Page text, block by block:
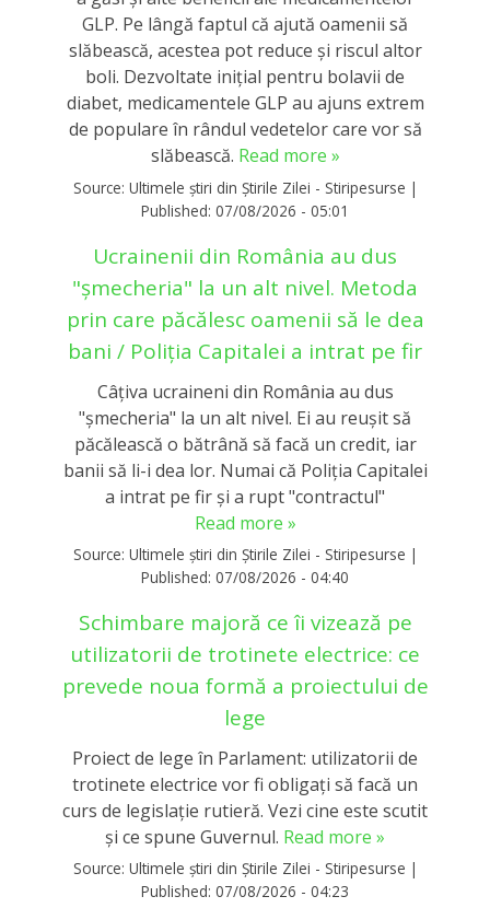
GLP. Pe lângă faptul că ajută oamenii să
slăbească, acestea pot reduce și riscul altor
boli. Dezvoltate inițial pentru bolavii de
diabet, medicamentele GLP au ajuns extrem
de populare în rândul vedetelor care vor să
slăbească. Read more »
Source: Ultimele știri din Știrile Zilei - Stiripesurse |
Published: 07/08/2026 - 05:01
Ucrainenii din România au dus
"șmecheria" la un alt nivel. Metoda
prin care păcălesc oamenii să le dea
bani / Poliția Capitalei a intrat pe fir
Câțiva ucraineni din România au dus
"șmecheria" la un alt nivel. Ei au reușit să
păcălească o bătrână să facă un credit, iar
banii să li-i dea lor. Numai că Poliția Capitalei
a intrat pe fir și a rupt "contractul"
Read more »
Source: Ultimele știri din Știrile Zilei - Stiripesurse |
Published: 07/08/2026 - 04:40
Schimbare majoră ce îi vizează pe
utilizatorii de trotinete electrice: ce
prevede noua formă a proiectului de
lege
Proiect de lege în Parlament: utilizatorii de
trotinete electrice vor fi obligați să facă un
curs de legislație rutieră. Vezi cine este scutit
și ce spune Guvernul. Read more »
Source: Ultimele știri din Știrile Zilei - Stiripesurse |
Published: 07/08/2026 - 04:23